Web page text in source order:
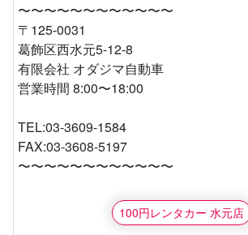
〜〜〜〜〜〜〜〜〜〜〜〜
〒125-0031
葛飾区西水元5-12-8
有限会社 オダジマ自動車
営業時間 8:00〜18:00
TEL:03-3609-1584
FAX:03-3608-5197
〜〜〜〜〜〜〜〜〜〜〜〜
100円レンタカー 水元店